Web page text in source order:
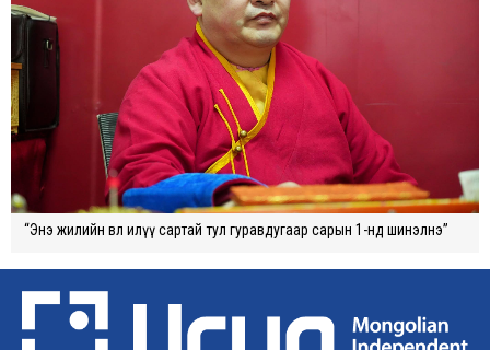
“Энэ жилийн өвөл илүү сартай тул гуравдугаар сарын 1-нд шинэлнэ”